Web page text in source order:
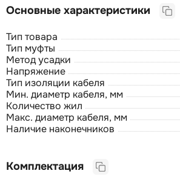
Основные характеристики
Тип товара
Тип муфты
Метод усадки
Напряжение
Тип изоляции кабеля
Мин. диаметр кабеля, мм
Количество жил
Макс. диаметр кабеля, мм
Наличие наконечников
Комплектация